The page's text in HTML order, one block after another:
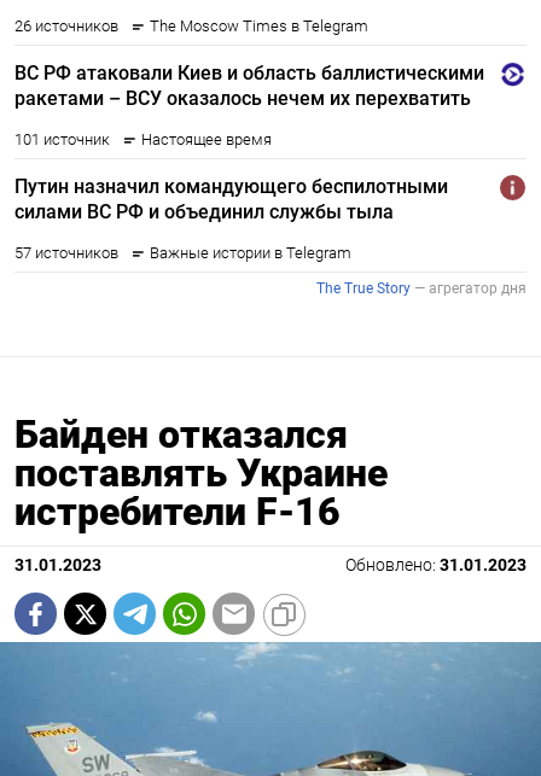
Байден отказался
поставлять Украине
истребители F-16
31.01.2023 Обновлено: 31.01.2023